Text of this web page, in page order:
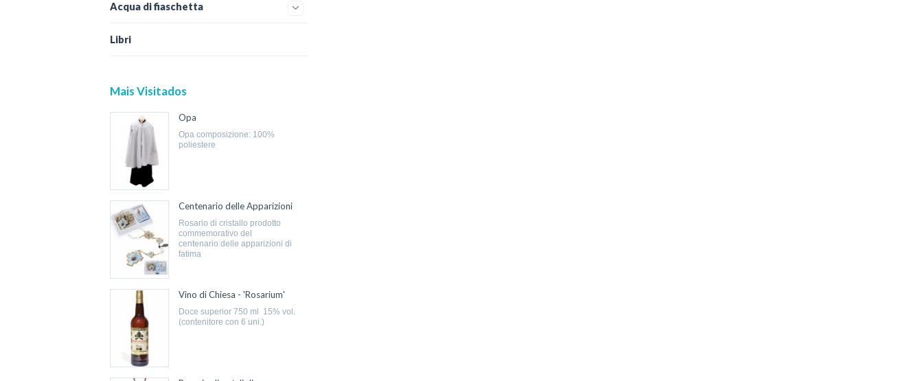
Acqua di fiaschetta
Libri
Mais Visitados
Opa
opa composizione: 100%
poliestere
Centenario delle Apparizioni
rosario di cristallo prodotto
commemorativo del
centenario delle apparizioni di
fatima
Vino di Chiesa - 'Rosarium'
doce superior 750 ml 15% vol.
(contenitore con 6 uni.)